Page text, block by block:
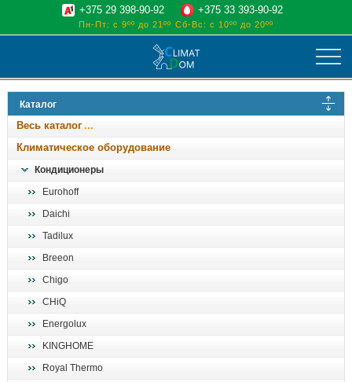
климат
отопительные котлы
водоснабжение
+375 29 398-90-92 +375 33 393-90-92
Пн-Пт: с 9ºº до 21ºº Сб-Вс: с 10ºº до 20ºº
Каталог
Весь каталог
Климатическое оборудование
Кондиционеры
Eurohoff
Daichi
Tadilux
Breeon
Chigo
CHiQ
Energolux
KINGHOME
Royal Thermo